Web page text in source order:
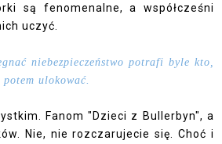
są fenomenalne, a współcześni
uczyć.
niebezpieczeństwo potrafi byle kto,
ulokować.
Fanom "Dzieci z Bullerbyn", a
Nie, nie rozczarujecie się. Choć i